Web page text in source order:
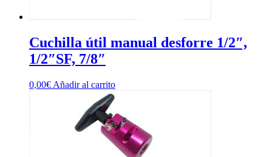
Cuchilla útil manual desforre 1/2″,
1/2″SF, 7/8″
0,00€ Añadir al carrito